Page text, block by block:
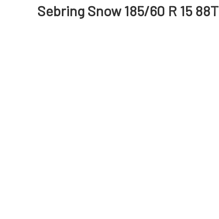
Sebring Snow 185/60 R 15 88T